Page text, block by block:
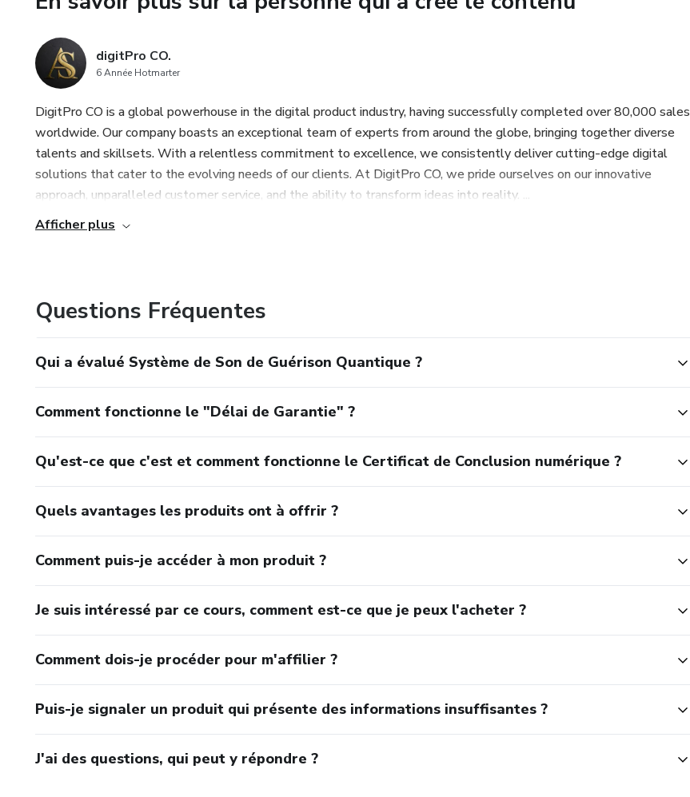
transformation, élevant votre état d'être et amplifiant votre capacité à créer une vie de
digitPro CO.
6 Année Hotmarter
DigitPro CO is a global powerhouse in the digital product industry, having successfully completed over 80,000 sales
worldwide. Our company boasts an exceptional team of experts from around the globe, bringing together diverse
talents and skillsets. With a relentless commitment to excellence, we consistently deliver cutting-edge digital
solutions that cater to the evolving needs of our clients. At DigitPro CO, we pride ourselves on our innovative
approach, unparalleled customer service, and the ability to transform ideas into reality. ...
Afficher plus
Questions Fréquentes
Qui a évalué Système de Son de Guérison Quantique ?
Comment fonctionne le "Délai de Garantie" ?
Qu'est-ce que c'est et comment fonctionne le Certificat de Conclusion numérique ?
Quels avantages les produits ont à offrir ?
Comment puis-je accéder à mon produit ?
Je suis intéressé par ce cours, comment est-ce que je peux l'acheter ?
Comment dois-je procéder pour m'affilier ?
Puis-je signaler un produit qui présente des informations insuffisantes ?
J'ai des questions, qui peut y répondre ?